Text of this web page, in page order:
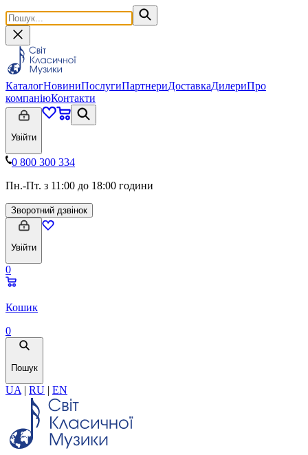
КаталогНовиниПослугиПартнериДоставкаДилериПро
компаніюКонтакти
Увійти
0 800 300 334
Пн.-Пт. з 11:00 до 18:00 години
Зворотний дзвінок
Увійти
0
Кошик
0
Пошук
UA | RU | EN